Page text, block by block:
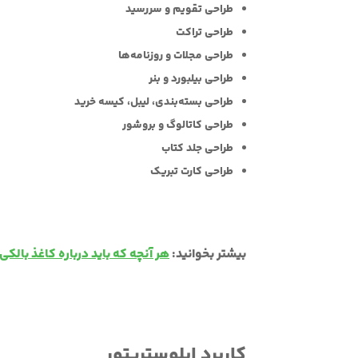
طراحی تقویم و سررسید
طراحی تراکت
طراحی مجلات و روزنامه‌ها
طراحی بیلبورد و بنر
طراحی بسته‌بندی، لیبل، کیسه خرید
طراحی کاتالوگ و بروشور
طراحی جلد کتاب
طراحی کارت تبریک
بیشتر بخوانید:هر آنچه که باید درباره کاغذ